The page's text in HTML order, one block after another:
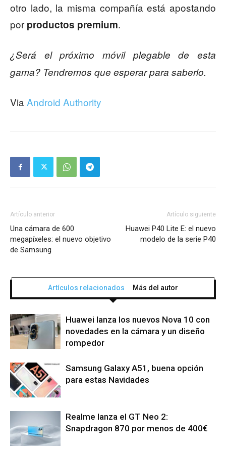
otro lado, la misma compañía está apostando
por productos premium.
¿Será el próximo móvil plegable de esta
gama? Tendremos que esperar para saberlo.
Via Android Authority
Artículo anterior
Una cámara de 600
megapíxeles: el nuevo objetivo
de Samsung
Artículo siguiente
Huawei P40 Lite E: el nuevo
modelo de la serie P40
Artículos relacionados Más del autor
Huawei lanza los nuevos Nova 10 con
novedades en la cámara y un diseño
rompedor
Samsung Galaxy A51, buena opción
para estas Navidades
Realme lanza el GT Neo 2:
Snapdragon 870 por menos de 400€